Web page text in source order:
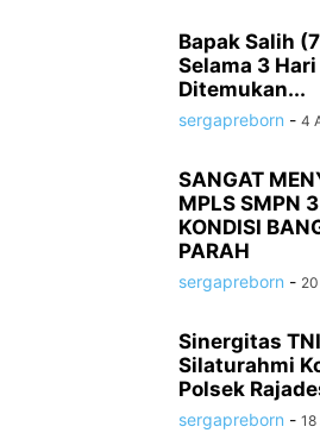
Bapak Salih
Selama 3
Ditemukan...
sergapreborn - 4
SANGAT
MPLS SMPN
KONDISI
PARAH
sergapreborn -
Sinergitas
Silaturahmi
Polsek
sergapreborn -